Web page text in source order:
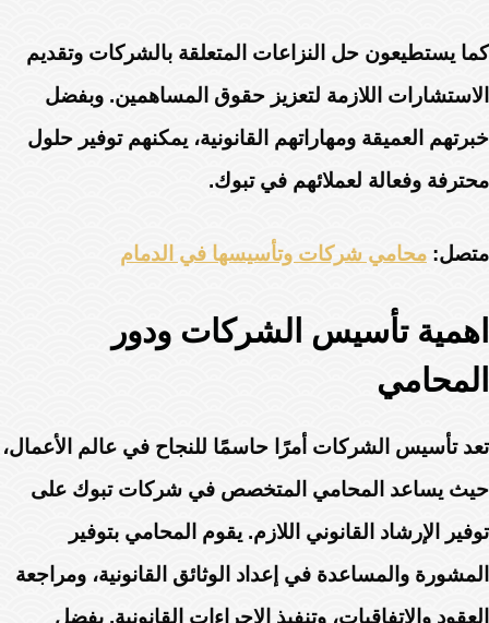
كما يستطيعون حل النزاعات المتعلقة بالشركات وتقديم
الاستشارات اللازمة لتعزيز حقوق المساهمين. وبفضل
خبرتهم العميقة ومهاراتهم القانونية، يمكنهم توفير حلول
محترفة وفعالة لعملائهم في تبوك.
متصل: محامي شركات وتأسيسها في الدمام
اهمية تأسيس الشركات ودور
المحامي
تعد تأسيس الشركات أمرًا حاسمًا للنجاح في عالم الأعمال،
حيث يساعد المحامي المتخصص في شركات تبوك على
توفير الإرشاد القانوني اللازم. يقوم المحامي بتوفير
المشورة والمساعدة في إعداد الوثائق القانونية، ومراجعة
العقود والاتفاقيات، وتنفيذ الاجراءات القانونية. بفضل